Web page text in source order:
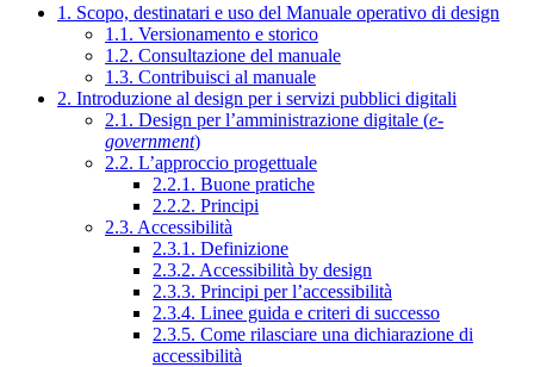
1. Scopo, destinatari e uso del Manuale operativo di design
1.1. Versionamento e storico
1.2. Consultazione del manuale
1.3. Contribuisci al manuale
2. Introduzione al design per i servizi pubblici digitali
2.1. Design per l’amministrazione digitale (e-
government)
2.2. L’approccio progettuale
2.2.1. Buone pratiche
2.2.2. Principi
2.3. Accessibilità
2.3.1. Definizione
2.3.2. Accessibilità by design
2.3.3. Principi per l’accessibilità
2.3.4. Linee guida e criteri di successo
2.3.5. Come rilasciare una dichiarazione di
accessibilità